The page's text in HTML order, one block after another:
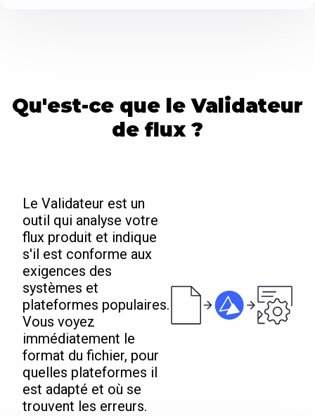
Qu'est-ce que le Validateur
de flux ?
Le Validateur est un
outil qui analyse votre
flux produit et indique
s'il est conforme aux
exigences des
systèmes et
plateformes populaires.
Vous voyez
immédiatement le
format du fichier, pour
quelles plateformes il
est adapté et où se
trouvent les erreurs.